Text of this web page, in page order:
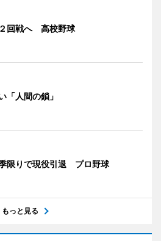
回戦へ 高校野球
「人間の鎖」
限りで現役引退 プロ野球
もっと見る